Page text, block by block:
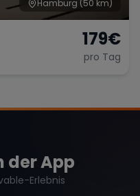
Hamburg (50 km)
179€
pro Tag
der App
Erlebnis